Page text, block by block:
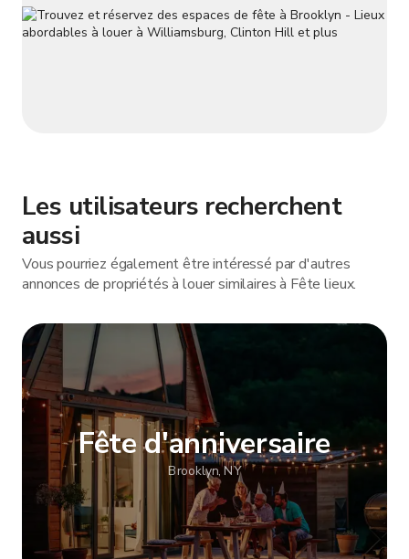
Les utilisateurs recherchent
aussi
Vous pourriez également être intéressé par d'autres
annonces de propriétés à louer similaires à Fête lieux.
Fête d'anniversaire
Brooklyn, NY